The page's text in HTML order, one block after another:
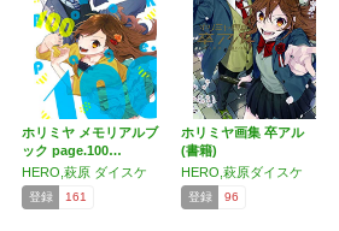
ホリミヤ メモリアルブ
ック page.100…
HERO,萩原 ダイスケ
登録 161
ホリミヤ画集 卒アル
(書籍)
HERO,萩原ダイスケ
登録 96